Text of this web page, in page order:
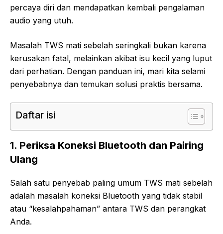
percaya diri dan mendapatkan kembali pengalaman
audio yang utuh.
Masalah TWS mati sebelah seringkali bukan karena
kerusakan fatal, melainkan akibat isu kecil yang luput
dari perhatian. Dengan panduan ini, mari kita selami
penyebabnya dan temukan solusi praktis bersama.
Daftar isi
1. Periksa Koneksi Bluetooth dan Pairing
Ulang
Salah satu penyebab paling umum TWS mati sebelah
adalah masalah koneksi Bluetooth yang tidak stabil
atau “kesalahpahaman” antara TWS dan perangkat
Anda.